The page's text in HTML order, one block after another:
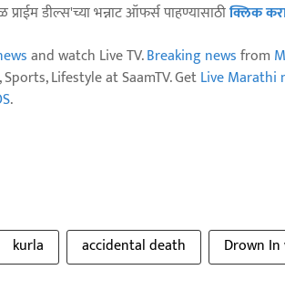
डील्स'च्या भन्नाट ऑफर्स पाहण्यासाठीक्लिक
and watch Live TV.Breaking newsfrom
Lifestyle at SaamTV. GetLive Marathi
.
kurla accidental death Drown